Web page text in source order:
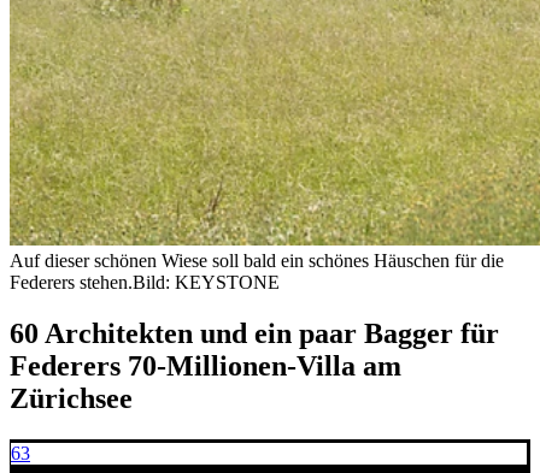
Auf dieser schönen Wiese soll bald ein schönes Häuschen für die
Federers stehen.Bild: KEYSTONE
60 Architekten und ein paar Bagger für
Federers 70-Millionen-Villa am
Zürichsee
63